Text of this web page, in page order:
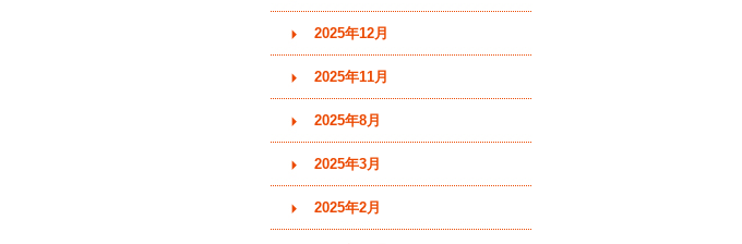
2025年12月
2025年11月
2025年8月
2025年3月
2025年2月